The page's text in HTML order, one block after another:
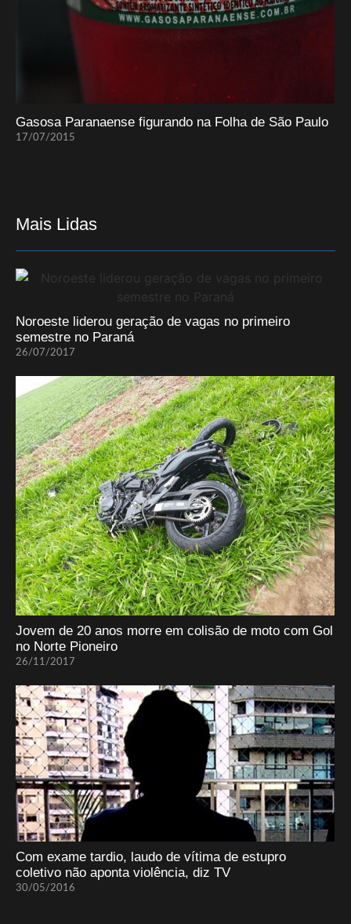
Gasosa Paranaense figurando na Folha de São Paulo
17/07/2015
Mais Lidas
Noroeste liderou geração de vagas no primeiro
semestre no Paraná
26/07/2017
Jovem de 20 anos morre em colisão de moto com Gol
no Norte Pioneiro
26/11/2017
Com exame tardio, laudo de vítima de estupro
coletivo não aponta violência, diz TV
30/05/2016